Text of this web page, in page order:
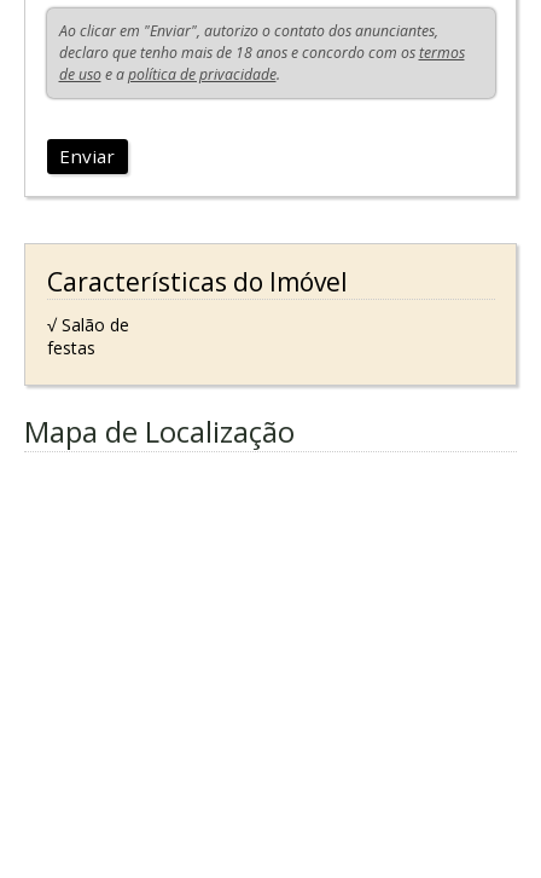
Ao clicar em "Enviar", autorizo o contato dos anunciantes,
declaro que tenho mais de 18 anos e concordo com ostermos
de usoe apolítica de privacidade.
Enviar
Características do Imóvel
√ Salão de
festas
Mapa de Localização